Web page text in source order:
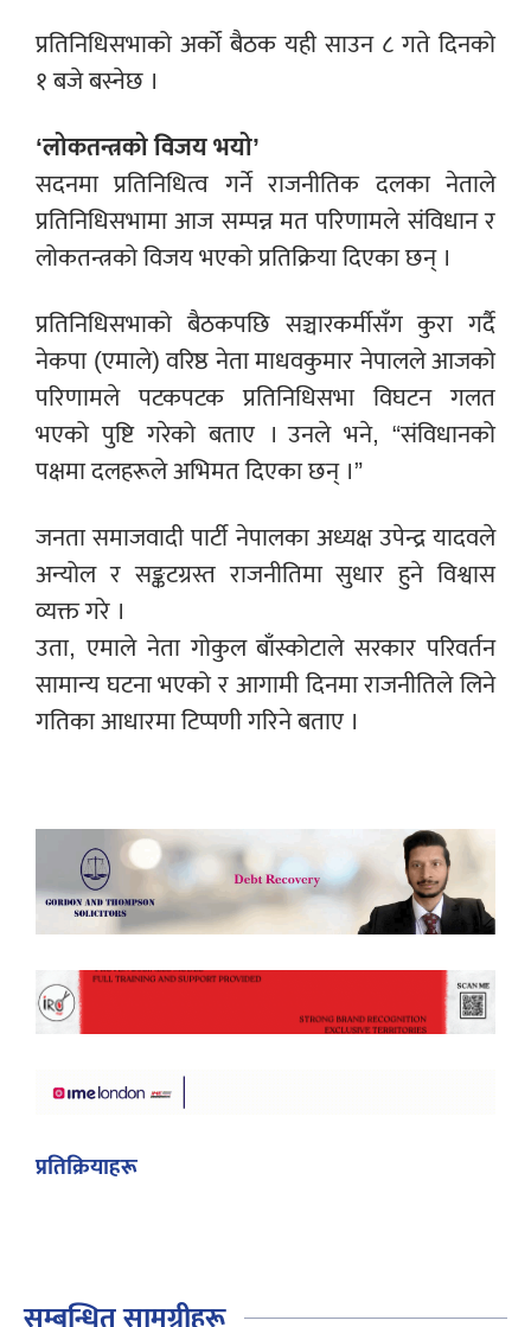
प्रतिनिधिसभाको अर्को बैठक यही साउन ८ गते दिनको
१ बजे बस्नेछ ।
‘लोकतन्त्रको विजय भयो’
सदनमा प्रतिनिधित्व गर्ने राजनीतिक दलका नेताले
प्रतिनिधिसभामा आज सम्पन्न मत परिणामले संविधान र
लोकतन्त्रको विजय भएको प्रतिक्रिया दिएका छन् ।
प्रतिनिधिसभाको बैठकपछि सञ्चारकर्मीसँग कुरा गर्दै
नेकपा (एमाले) वरिष्ठ नेता माधवकुमार नेपालले आजको
परिणामले पटकपटक प्रतिनिधिसभा विघटन गलत
भएको पुष्टि गरेको बताए । उनले भने, “संविधानको
पक्षमा दलहरूले अभिमत दिएका छन् ।”
जनता समाजवादी पार्टी नेपालका अध्यक्ष उपेन्द्र यादवले
अन्योल र सङ्कटग्रस्त राजनीतिमा सुधार हुने विश्वास
व्यक्त गरे ।
उता, एमाले नेता गोकुल बाँस्कोटाले सरकार परिवर्तन
सामान्य घटना भएको र आगामी दिनमा राजनीतिले लिने
गतिका आधारमा टिप्पणी गरिने बताए ।
प्रतिक्रियाहरू